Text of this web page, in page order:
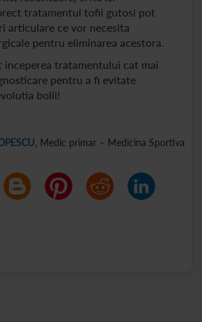
tratamentul tofii gutosi pot
articulare ce vor necesita
pentru eliminarea acestora.
inceperea tratamentului cat mai
pentru a fi evitate
bolii!
, Medic primar – Medicina Sportiva